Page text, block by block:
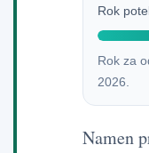
Rok
Rok za
2026.
Namen